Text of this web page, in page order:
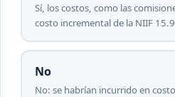
Sí, los costos, como las
costo incremental de la NIIF
No
No: se habrían incurrido en